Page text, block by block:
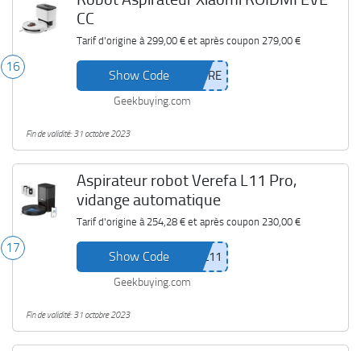
16
CC
Tarif d'origine à 299,00 €et après coupon 279,00 €
Show Code
Geekbuying.com
Fin de validité: 31 octobre 2023
17
Aspirateur robot Verefa L11 Pro,
vidange automatique
Tarif d'origine à 254,28 €et après coupon 230,00 €
Show Code
Geekbuying.com
Fin de validité: 31 octobre 2023